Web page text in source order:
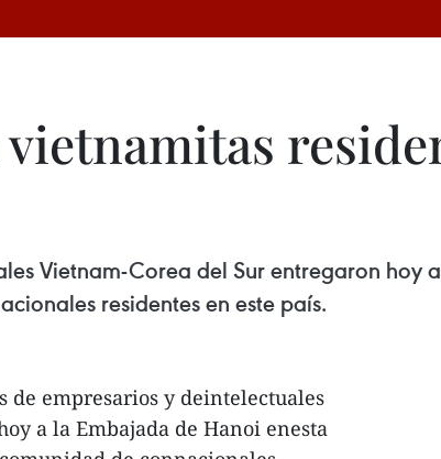
Vietnam-Corea del Sur entregaron
residentes en este país.
de empresarios y deintelectuales
a la Embajada de Hanoi enesta